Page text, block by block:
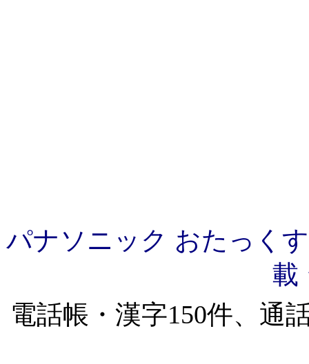
パナソニック おたっく
載
電話帳・漢字150件、通